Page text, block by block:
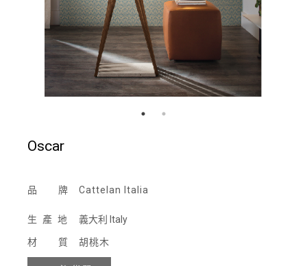
Oscar
品 牌 Cattelan Italia
生產地義大利 Italy
材 質 胡桃木